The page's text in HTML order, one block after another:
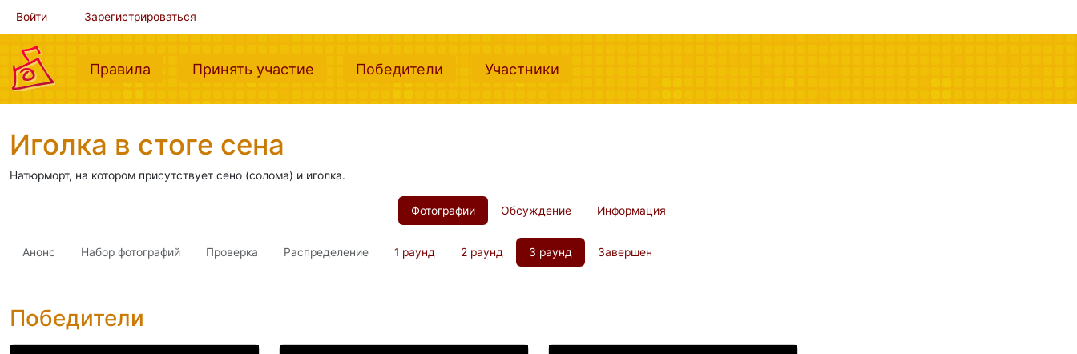
Войти Зарегистрироваться
Правила (current)Принять участие (current)Победители (current)Участники
Иголка в стоге сена
Натюрморт, на котором присутствует сено (солома) и иголка.
Фотографии Обсуждение Информация
Анонс Набор фотографий Проверка Распределение 1 раунд 2 раунд 3 раунд Завершен
Победители